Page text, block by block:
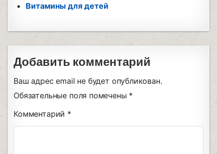
Витамины для детей
Добавить комментарий
Ваш адрес email не будет опубликован.
Обязательные поля помечены *
Комментарий *